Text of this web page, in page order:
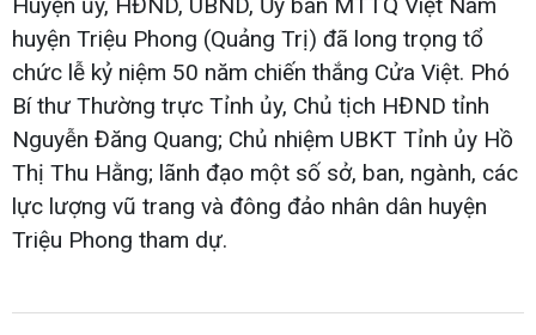
huyện Triệu Phong (Quảng Trị) đã long trọng tổ
chức lễ kỷ niệm 50 năm chiến thắng Cửa Việt. Phó
Bí thư Thường trực Tỉnh ủy, Chủ tịch HĐND tỉnh
Nguyễn Đăng Quang; Chủ nhiệm UBKT Tỉnh ủy Hồ
Thị Thu Hằng; lãnh đạo một số sở, ban, ngành, các
lực lượng vũ trang và đông đảo nhân dân huyện
Triệu Phong tham dự.